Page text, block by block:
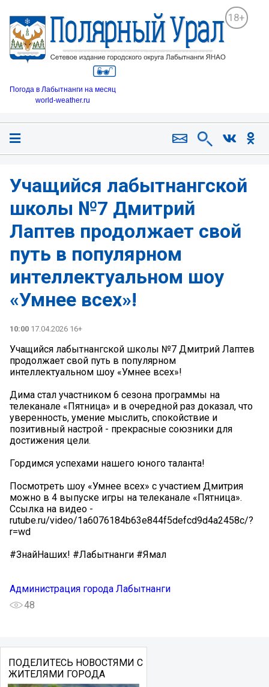
18+
Погода в Лабытнанги на месяц
world-weather.ru
Учащийся лабытнангской
школы №7 Дмитрий
Лаптев продолжает свой
путь в популярном
интеллектуальном шоу
«Умнее всех»!
10:00 17.04.2026 16+
Учащийся лабытнангской школы №7 Дмитрий Лаптев
продолжает свой путь в популярном
интеллектуальном шоу «Умнее всех»!
Дима стал участником 6 сезона программы на
телеканале «Пятница» и в очередной раз доказал, что
уверенность, умение мыслить, спокойствие и
позитивный настрой - прекрасные союзники для
достижения цели.
Гордимся успехами нашего юного таланта!
Посмотреть шоу «Умнее всех» с участием Дмитрия
можно в 4 выпуске игры на телеканале «Пятница».
Ссылка на видео -
rutube.ru/video/1a6076184b63e844f5defcd9d4a2458c/?
r=wd
#ЗнайНаших! #Лабытнанги #Ямал
Администрация города Лабытнанги
48
ПОДЕЛИТЕСЬ НОВОСТЯМИ С
ЖИТЕЛЯМИ ГОРОДА